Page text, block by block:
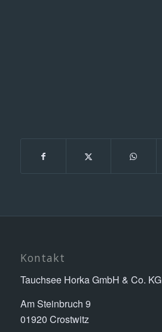
Kontakt
Tauchsee Horka GmbH & Co. KG
Am Steinbruch 9
01920 Crostwitz